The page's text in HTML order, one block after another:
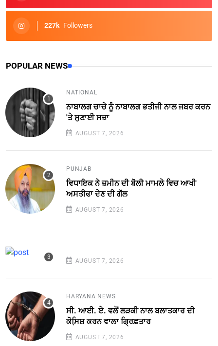
227k Followers
POPULAR NEWS
NATIONAL
ਨਾਬਾਲਗ ਚਾਚੇ ਨੂੰ ਨਾਬਾਲਗ ਭਤੀਜੀ ਨਾਲ ਜਬਰ ਕਰਨ
'ਤੇ ਸੁਣਾਈ ਸਜ਼ਾ
AUGUST 7, 2026
PUNJAB
ਵਿਧਾਇਕ ਨੇ ਜ਼ਮੀਨ ਦੀ ਬੋਲੀ ਮਾਮਲੇ ਵਿਚ ਆਖੀ
ਅਸਤੀਫਾ ਦੇਣ ਦੀ ਗੱਲ
AUGUST 7, 2026
AUGUST 7, 2026
HARYANA NEWS
ਸੀ. ਆਈ. ਏ. ਵਲੋਂ ਲੜਕੀ ਨਾਲ ਬਲਾਤਕਾਰ ਦੀ
ਕੋਸਿ਼ਸ਼ ਕਰਨ ਵਾਲਾ ਗ੍ਰਿਫ਼ਤਾਰ
AUGUST 7, 2026